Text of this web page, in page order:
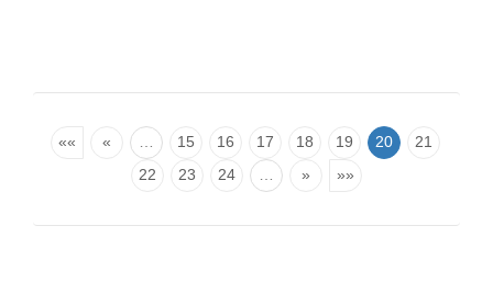
«« « … 15 16 17 18 19 20
21
22
23 24 … » »»